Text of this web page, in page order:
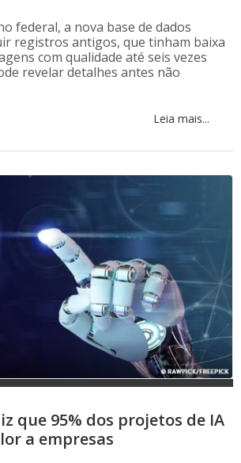
federal, a nova base de dados
registros antigos, que tinham baixa
com qualidade até seis vezes
revelar detalhes antes não
Leia mais...
que 95% dos projetos de IA
a empresas